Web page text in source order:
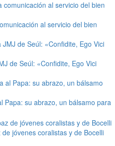
al servicio del bien
de Seúl: «Confidite, Ego Vici
Papa: su abrazo, un bálsamo para
jóvenes coralistas y de Bocelli